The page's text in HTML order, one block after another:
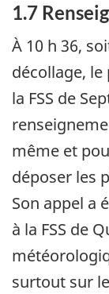
1.7
À 10 h 36,
décollage, le
la FSS de
même et
déposer les
Son appel a
à la FSS de
surtout sur